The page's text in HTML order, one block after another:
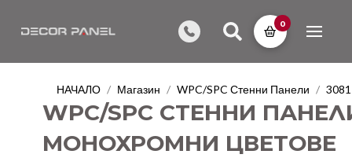
0
НАЧАЛО / Магазин / WPC/SPC Стенни Панели / 3081
WPC/SPC СТЕННИ
МОНОХРОМНИ ЦВЕТОВЕ